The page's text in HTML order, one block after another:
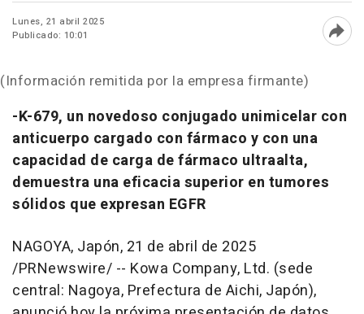
Lunes, 21 abril 2025
Publicado: 10:01
(Información remitida por la empresa firmante)
-K-679, un novedoso conjugado unimicelar con
anticuerpo cargado con fármaco y con una
capacidad de carga de fármaco ultraalta,
demuestra una eficacia superior en tumores
sólidos que expresan EGFR
NAGOYA, Japón, 21 de abril de 2025
/PRNewswire/ -- Kowa Company, Ltd. (sede
central: Nagoya, Prefectura de Aichi, Japón),